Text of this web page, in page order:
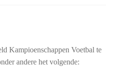
Kampioenschappen Voetbal te
andere het volgende: